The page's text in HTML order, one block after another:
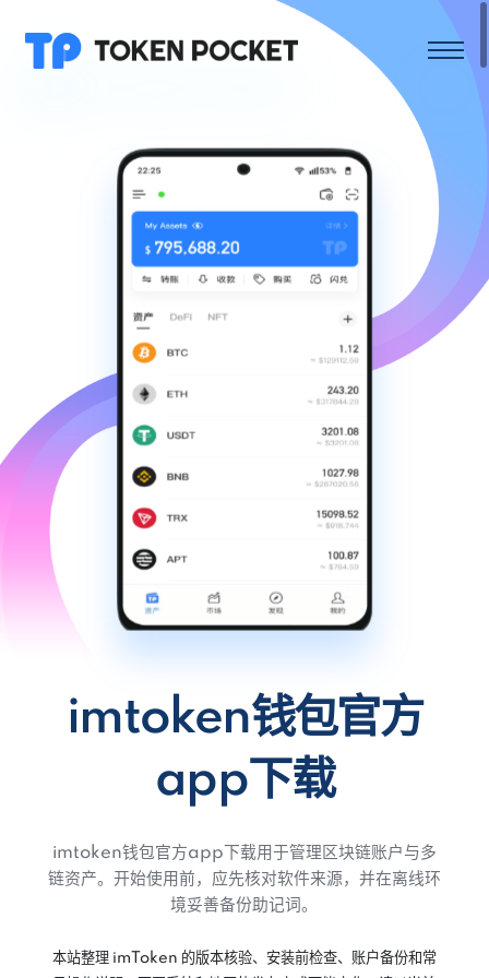
imtoken钱包官方
app下载
imtoken钱包官方app下载用于管理区块链账户与多
链资产。开始使用前，应先核对软件来源，并在离线环
境妥善备份助记词。
本站整理 imToken 的版本核验、安装前检查、账户备份和常